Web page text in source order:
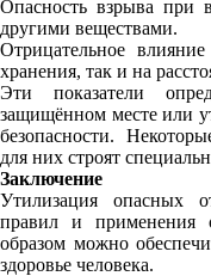
Опасность взрыва при
другими веществами.
Отрицательное
хранения, так и на
Эти показатели
защищённом месте или
безопасности.
для них строят
Заключение
Утилизация опасных
правил и применения
образом можно
здоровье человека.